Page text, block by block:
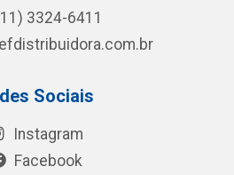
3324-6411
Sociais
Instagram
Facebook